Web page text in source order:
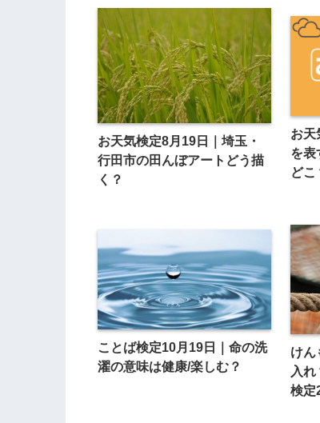
お天気検定8月19日｜埼玉・
行田市の田んぼアートどう描
く？
お天
を表
どこ
ことば検定10月19日｜命の洗
濯の意味は健康/楽しむ？
けん
入
検定